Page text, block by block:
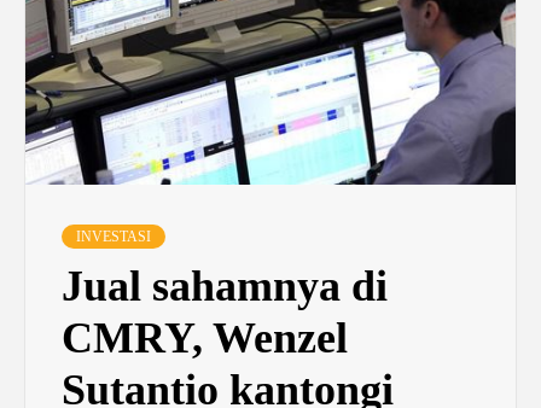
INVESTASI
Jual sahamnya di
CMRY, Wenzel
Sutantio kantongi